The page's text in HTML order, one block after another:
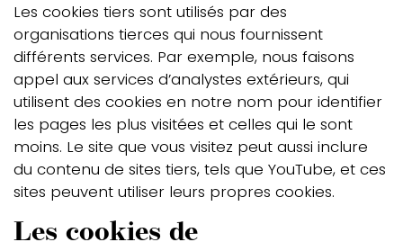
Les cookies tiers sont utilisés par des
organisations tierces qui nous fournissent
différents services. Par exemple, nous faisons
appel aux services d’analystes extérieurs, qui
utilisent des cookies en notre nom pour identifier
les pages les plus visitées et celles qui le sont
moins. Le site que vous visitez peut aussi inclure
du contenu de sites tiers, tels que YouTube, et ces
sites peuvent utiliser leurs propres cookies.
Les cookies de